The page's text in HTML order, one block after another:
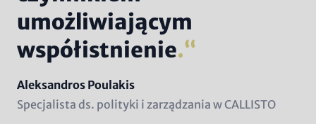
umożliwiającym
współistnienie.
Name
Aleksandros Poulakis
Position
Specjalista ds. polityki i zarządzania w CALLISTO